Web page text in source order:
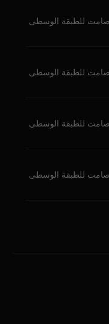
الصامت للطبقة الوسطى
الصامت للطبقة الوسطى
الصامت للطبقة الوسطى
الصامت للطبقة الوسطى